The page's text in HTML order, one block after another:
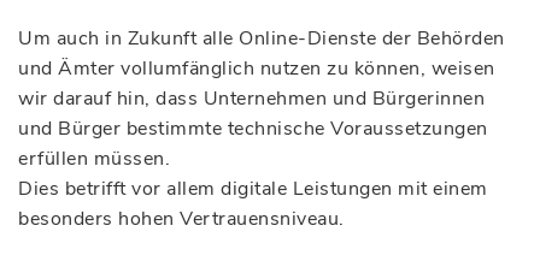
Um auch in Zukunft alle Online-Dienste der Behörden
und Ämter vollumfänglich nutzen zu können, weisen
wir darauf hin, dass Unternehmen und Bürgerinnen
und Bürger bestimmte technische Voraussetzungen
erfüllen müssen.
Dies betrifft vor allem digitale Leistungen mit einem
besonders hohen Vertrauensniveau.